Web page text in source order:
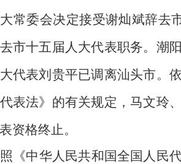
常委会决定接受谢灿斌辞去
市十五届人大代表职务。潮
代表刘贵平已调离汕头市。
表法》的有关规定，马文玲
资格终止。
《中华人民共和国全国人民